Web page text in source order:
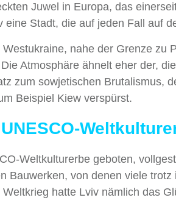
Juwel in Europa, das
Stadt, die auf jeden Fall auf
nahe der Grenze zu
Atmosphäre ähnelt eher der,
zum sowjetischen Brutalismus,
Beispiel Kiew verspürst.
Weltkulturerbe geboten,
Bauwerken, von denen viele trotz
hatte Lviv nämlich das